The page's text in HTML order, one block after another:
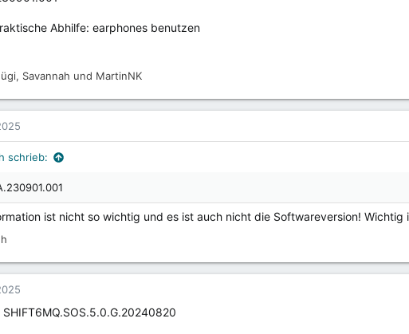
Abhilfe: earphones benutzen
, Savannah und MartinNK
schrieb:
ist nicht so wichtig und es ist auch nicht die Softwareversion!
SHIFT6MQ.SOS.5.0.G.20240820